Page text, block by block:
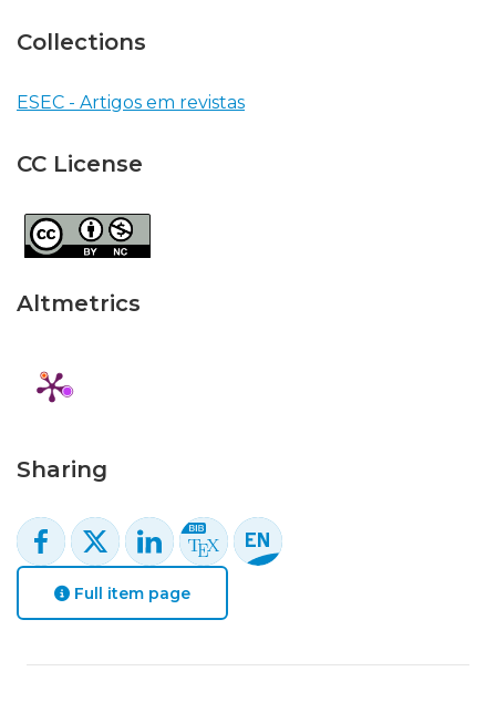
Collections
ESEC - Artigos em revistas
CC License
Altmetrics
Sharing
Full item page